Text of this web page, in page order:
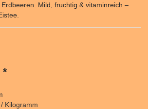
Mild, fruchtig & vitaminreich –
*
Kilogramm